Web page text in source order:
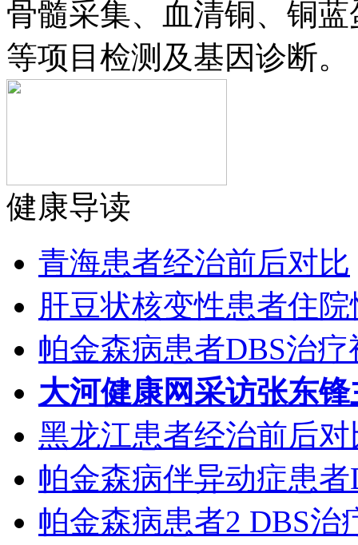
骨髓采集、血清铜、铜
等项目检测及基因诊断。
健康导读
青海患者经治前后对比
肝豆状核变性患者住
帕金森病患者DBS治疗
大河健康网采访张东锋
黑龙江患者经治前后对
帕金森病伴异动症患
帕金森病患者2 DBS治